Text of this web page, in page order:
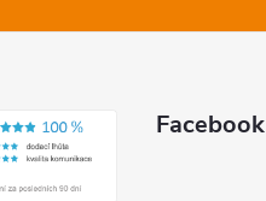
Facebook